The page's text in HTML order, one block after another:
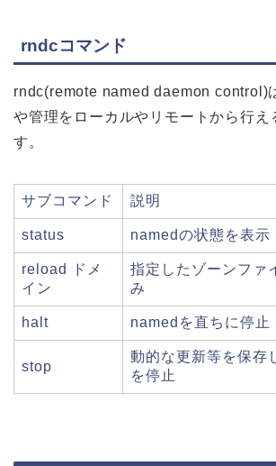
rndcコマンド
rndc(remote named daemon control)
や管理をローカルやリモートから行え
す。
サブコマンド 説明
status namedの状態を表示
reload ドメ
イン
指定したゾーンファ
み
halt namedを直ちに停止
stop
動的な更新等を保存
を停止